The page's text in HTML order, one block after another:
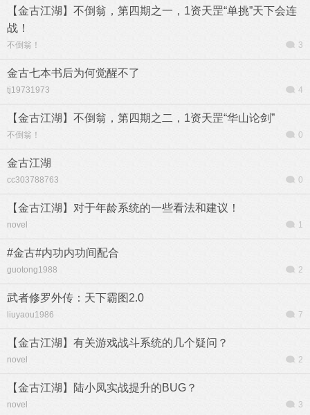
【金古江湖】不倒翁，第四期之一，1资天罡“单挑”天下会连
战！
不倒翁！ 3
金古七本书后为何觉醒不了
tj19731973 4
【金古江湖】不倒翁，第四期之二，1资天罡“华山论剑”
不倒翁！ 0
金古江湖
cc303788763 0
【金古江湖】对于年龄系统的一些看法和建议！
novel 1
#金古#内功内功间配合
guotong1988 2
武者修罗外传：天下霸图2.0
liuyaou1986 7
【金古江湖】有关游戏战斗系统的几个疑问？
novel 2
【金古江湖】陆小凤实战提升的BUG？
novel 3